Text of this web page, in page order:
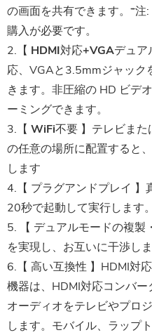
の画面を共有できます。*注
購入が必要です。
2.【 HDMI対応+VGAデュア
応、VGAと3.5mmジャック
きます。非圧縮の HD ビデ
ーミングできます。
3.【 WiFi不要 】テレビま
の任意の場所に配置すると
します
4.【 プラグアンドプレイ 】
20秒で起動して実行します。
5. 【 デュアルモードの複製
を実現し、お互いに干渉しま
6.【 高い互換性 】HDMI対
機器は、HDMI対応コンバ
オーディオをテレビやプロ
します。モバイル、ラップ